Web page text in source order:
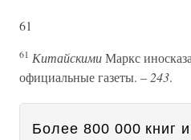
61
61 КитайскимиМаркс
официальные газеты. – 243.
Более 800 000 книг